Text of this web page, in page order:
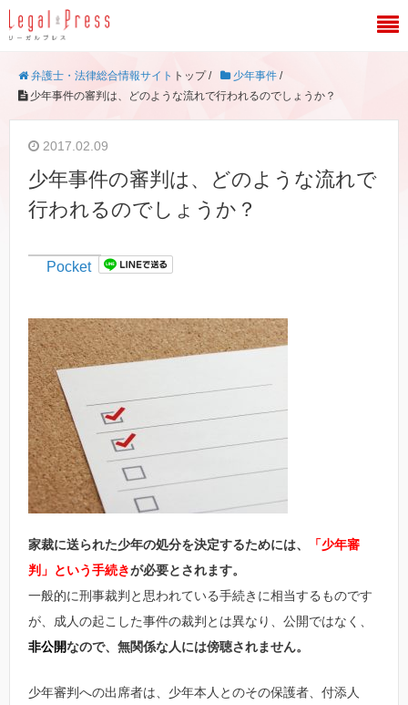
弁護士・法律総合情報サイト トップ / 少年事件 /
少年事件の審判は、どのような流れで行われるのでしょうか？
2017.02.09
少年事件の審判は、どのような流れで
行われるのでしょうか？
Pocket
家裁に送られた少年の処分を決定するためには、
「少年審
判」という手続きが必要とされます。
一般的に刑事裁判と思われている手続きに相当するものです
が、成人の起こした事件の裁判とは異なり、公開ではなく、
非公開なので、無関係な人には傍聴されません。
少年審判への出席者は、少年本人とのその保護者、付添人